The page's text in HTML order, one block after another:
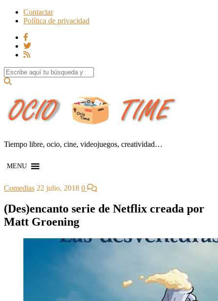
Contactar
Política de privacidad
Search for:
Tiempo libre, ocio, cine, videojuegos, creatividad…
MENU
Comedias 22 julio, 2018 0
(Des)encanto serie de Netflix creada por
Matt Groening